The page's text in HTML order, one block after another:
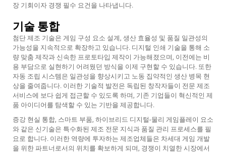
장 기회이자 경쟁 필수 요건을 나타냅니다.
기술 통합
첨단 제조 기술은 게임 구성 요소 설계, 생산 효율성 및 품질 일관성의
가능성을 지속적으로 확장하고 있습니다. 디지털 인쇄 기술을 통해 소
량 맞춤 제작과 신속한 프로토타입 제작이 가능해졌으며, 이전에는 비
용 부담으로 실현하기 어려웠던 방식을 이제 구현할 수 있습니다. 또한
자동 조립 시스템은 일관성을 향상시키고 노동 집약적인 생산 병목 현
상을 줄여줍니다. 이러한 기술적 발전은 독립된 창작자들이 전문 제조
서비스에 보다 쉽게 접근할 수 있도록 하며, 기존 기업들이 혁신적인 제
품 아이디어를 탐색할 수 있는 기반을 제공합니다.
증강 현실 통합, 스마트 부품, 하이브리드 디지털-물리 게임플레이 요소
와 같은 신기술은 특수화된 제조 전문 지식과 품질 관리 프로세스를 필
요로 합니다. 이러한 역량에 투자하는 제조업체들은 차세대 게임 개발
을 위한 파트너로서의 위치를 확보하게 되며, 경쟁이 치열한 시장에서